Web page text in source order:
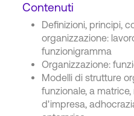
Contenuti
Definizioni, principi,
organizzazione:
funzionigramma
Organizzazione:
Modelli di strutture
funzionale, a
d'impresa,